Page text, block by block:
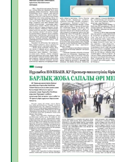
05.08.2026
Өрт қауіпсіздігі
азаматтың міндеті
05.08.2026
Руслан Рүстемұлы
кеңесшісі болып
05.08.2026
Цифрландыру
салынатын жаңа
талқыланды
05.08.2026